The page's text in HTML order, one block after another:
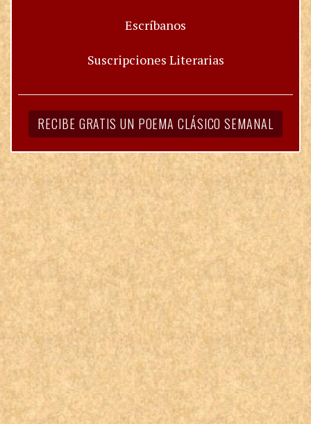
Escríbanos
Suscripciones Literarias
RECIBE GRATIS UN POEMA CLÁSICO SEMANAL